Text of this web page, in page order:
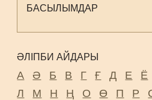
БАСЫЛЫМДАР
ӘЛІПБИ АЙДАРЫ
А Ә Б В Г Ғ Д Е Ё
Л
М Н Ң О Ө П Р